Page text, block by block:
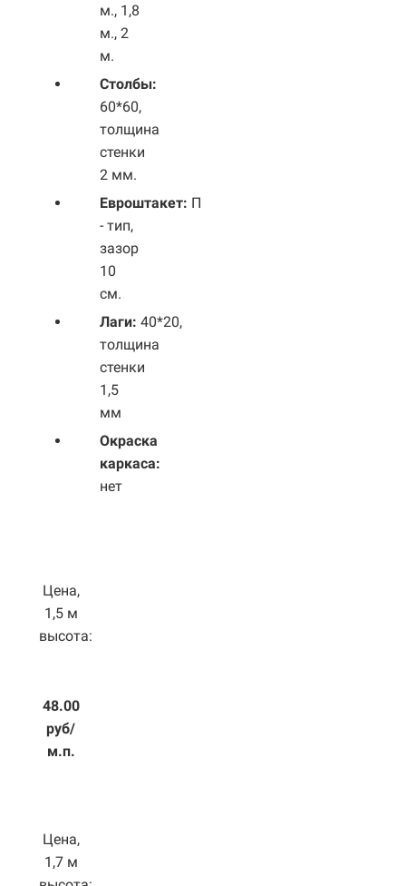
м., 1,8
м., 2
м.
Столбы:
60*60,
толщина
стенки
2 мм.
Евроштакет: П
- тип,
зазор
10
см.
Лаги: 40*20,
толщина
стенки
1,5
мм
Окраска
каркаса:
нет
Цена,
1,5 м
высота:
48.00
руб/
м.п.
Цена,
1,7 м